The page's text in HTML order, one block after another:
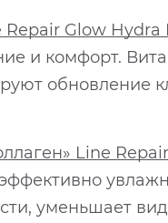
Glow Hydra
и комфорт.
обновление
Line
уменьшает